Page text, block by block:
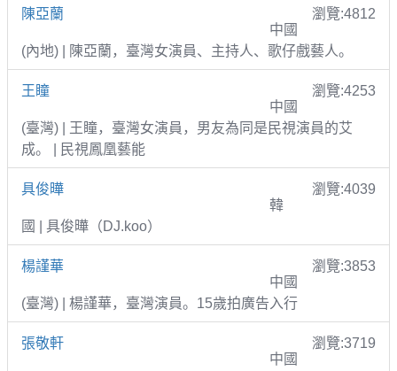
陳亞蘭
瀏覽:4812
中國
(內地) | 陳亞蘭，臺灣女演員、主持人、歌仔戲藝人。
王瞳
瀏覽:4253
中國
(臺灣) | 王瞳，臺灣女演員，男友為同是民視演員的艾
成。 | 民視鳳凰藝能
具俊曄
瀏覽:4039
韓
國 | 具俊曄（DJ.koo）
楊謹華
瀏覽:3853
中國
(臺灣) | 楊謹華，臺灣演員。15歲拍廣告入行
張敬軒
瀏覽:3719
中國